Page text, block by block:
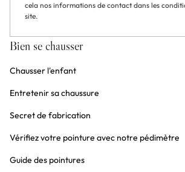
cela nos informations de contact dans les
site.
Bien se chausser
Chausser l'enfant
Entretenir sa chaussure
Secret de fabrication
Vérifiez votre pointure avec notre pédimètre
Guide des pointures